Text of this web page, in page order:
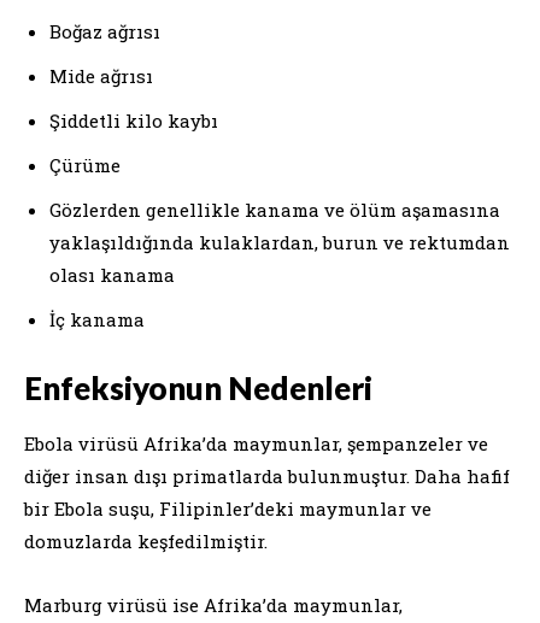
Boğaz ağrısı
Mide ağrısı
Şiddetli kilo kaybı
Çürüme
Gözlerden genellikle kanama ve ölüm aşamasına
yaklaşıldığında kulaklardan, burun ve rektumdan
olası kanama
İç kanama
Enfeksiyonun Nedenleri
Ebola virüsü Afrika’da maymunlar, şempanzeler ve
diğer insan dışı primatlarda bulunmuştur. Daha hafif
bir Ebola suşu, Filipinler’deki maymunlar ve
domuzlarda keşfedilmiştir.
Marburg virüsü ise Afrika’da maymunlar,